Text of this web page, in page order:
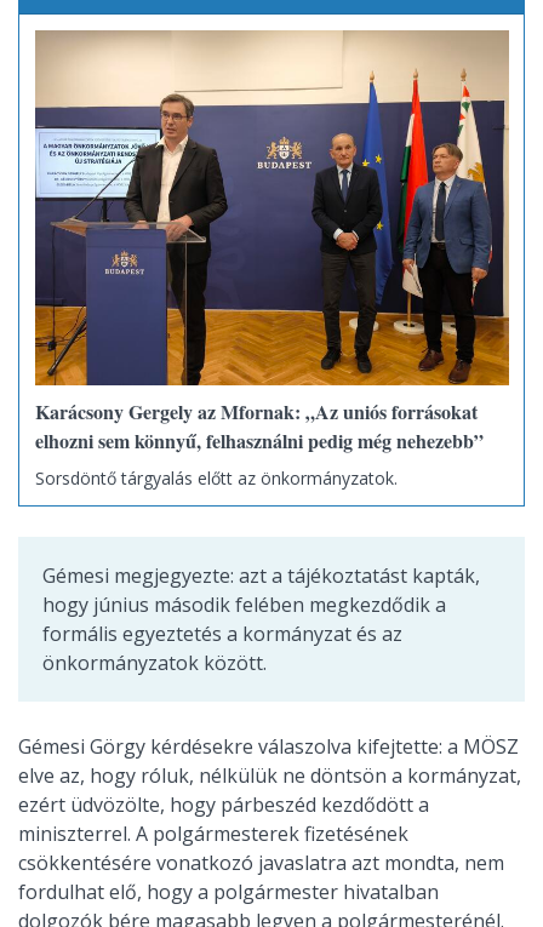
Karácsony Gergely az Mfornak: „Az uniós forrásokat
elhozni sem könnyű, felhasználni pedig még nehezebb”
Sorsdöntő tárgyalás előtt az önkormányzatok.
Gémesi megjegyezte: azt a tájékoztatást kapták,
hogy június második felében megkezdődik a
formális egyeztetés a kormányzat és az
önkormányzatok között.
Gémesi Görgy kérdésekre válaszolva kifejtette: a MÖSZ
elve az, hogy róluk, nélkülük ne döntsön a kormányzat,
ezért üdvözölte, hogy párbeszéd kezdődött a
miniszterrel. A polgármesterek fizetésének
csökkentésére vonatkozó javaslatra azt mondta, nem
fordulhat elő, hogy a polgármester hivatalban
dolgozók bére magasabb legyen a polgármesterénél.